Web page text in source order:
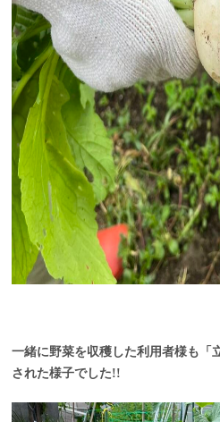
一緒に野菜を収穫した利用者様も「
された様子でした!!